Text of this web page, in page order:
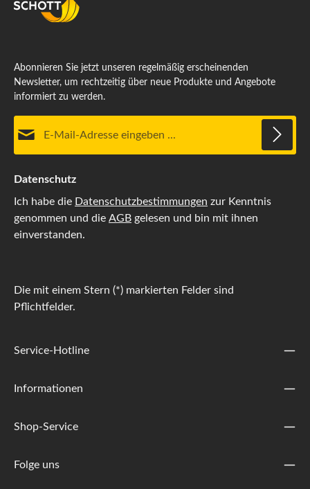
Abonnieren Sie jetzt unseren regelmäßig erscheinenden
Newsletter, um rechtzeitig über neue Produkte und Angebote
informiert zu werden.
Datenschutz
Ich habe die Datenschutzbestimmungen zur Kenntnis
genommen und die AGB gelesen und bin mit ihnen
einverstanden.
Die mit einem Stern (*) markierten Felder sind
Pflichtfelder.
Service-Hotline
Informationen
Shop-Service
Folge uns